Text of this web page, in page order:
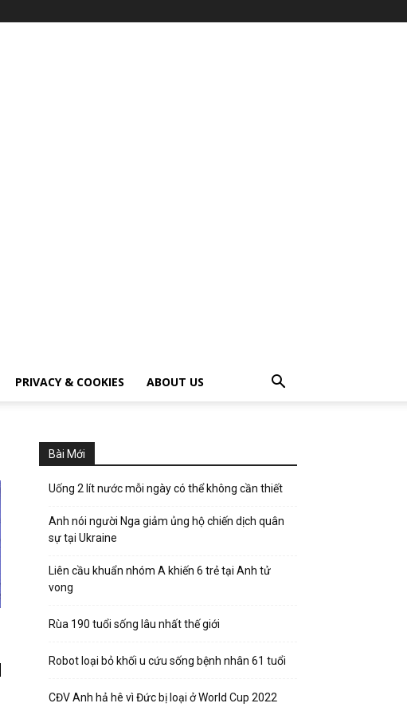
PRIVACY & COOKIES ABOUT US
Bài Mới
Uống 2 lít nước mỗi ngày có thể không cần thiết
Anh nói người Nga giảm ủng hộ chiến dịch quân
sự tại Ukraine
Liên cầu khuẩn nhóm A khiến 6 trẻ tại Anh tử
vong
Rùa 190 tuổi sống lâu nhất thế giới
Robot loại bỏ khối u cứu sống bệnh nhân 61 tuổi
CĐV Anh hả hê vì Đức bị loại ở World Cup 2022